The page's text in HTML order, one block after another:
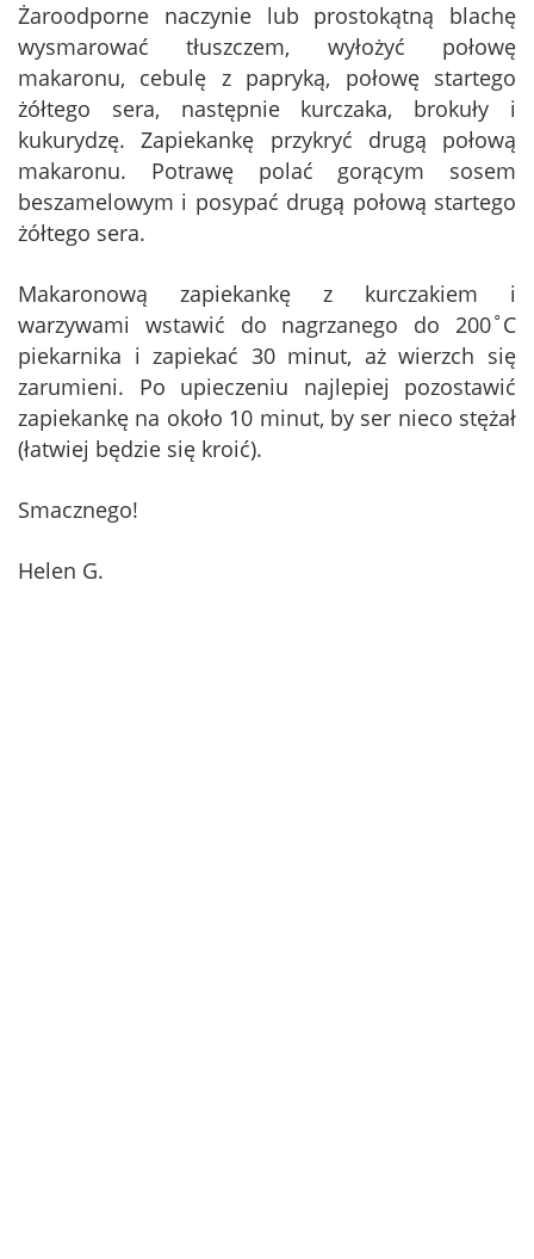
Żaroodporne naczynie lub prostokątną blachę
wysmarować tłuszczem, wyłożyć połowę
makaronu, cebulę z papryką, połowę startego
żółtego sera, następnie kurczaka, brokuły i
kukurydzę. Zapiekankę przykryć drugą połową
makaronu. Potrawę polać gorącym sosem
beszamelowym i posypać drugą połową startego
żółtego sera.
Makaronową zapiekankę z kurczakiem i
warzywami wstawić do nagrzanego do 200˚C
piekarnika i zapiekać 30 minut, aż wierzch się
zarumieni. Po upieczeniu najlepiej pozostawić
zapiekankę na około 10 minut, by ser nieco stężał
(łatwiej będzie się kroić).
Smacznego!
Helen G.